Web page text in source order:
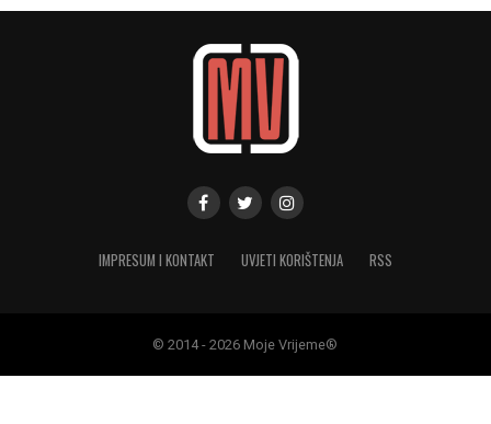
IMPRESUM I KONTAKT UVJETI KORIŠTENJA RSS
© 2014 - 2026 Moje Vrijeme®